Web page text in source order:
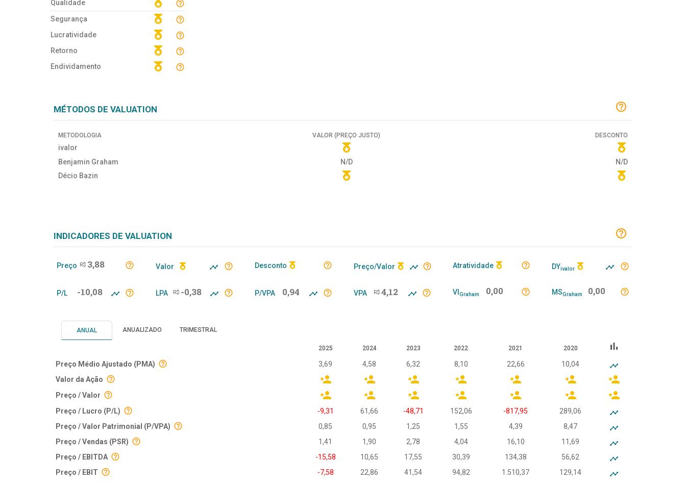
Qualidade
Segurança
Lucratividade
Retorno
Endividamento
MÉTODOS DE VALUATION
METODOLOGIA VALOR (PREÇO JUSTO) DESCONTO
ivalor
Benjamin Graham
N/D
N/D
Décio Bazin
INDICADORES DE VALUATION
Preço R$ 3,88 Valor Desconto Preço/Valor Atratividade DYivalor
P/L -10,08 LPA R$ -0,38 P/VPA 0,94 VPA R$ 4,12 VI Graham 0,00 MSGraham 0,00
ANUAL ANUALIZADO TRIMESTRAL
2025 2024 2023 2022 2021 2020 bar_chart
Preço Médio Ajustado (PMA) 3,69 4,58 6,32 8,10 22,66
10,04
Valor da Ação
Preço / Valor
Preço / Lucro (P/L)
-9,31 61,66 -48,71 152,06 -817,95
289,06
Preço / Valor Patrimonial (P/VPA)
0,85 0,95 1,25 1,55 4,39
8,47
Preço / Vendas (PSR)
1,41 1,90 2,78 4,04 16,10
11,69
Preço / EBITDA
-15,58 10,65 17,55 30,39 134,38
56,62
Preço / EBIT
-7,58 22,86 41,54 94,82 1.510,37
129,14